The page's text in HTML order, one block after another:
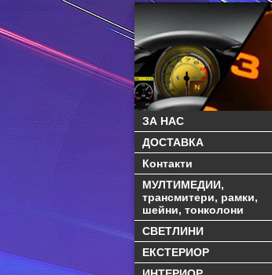
ЗА НАС
ДОСТАВКА
Контакти
МУЛТИМЕДИИ,
трансмитери, рамки,
шейни, тонколони
СВЕТЛИНИ
ЕКСТЕРИОР